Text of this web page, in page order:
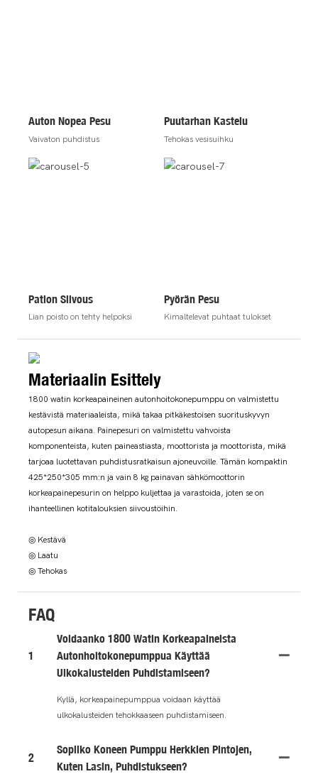
Auton Nopea Pesu
Vaivaton puhdistus
Puutarhan Kastelu
Tehokas vesisuihku
Pation Siivous
Lian poisto on tehty helpoksi
Pyörän Pesu
Kimaltelevat puhtaat tulokset
Materiaalin Esittely
1800 watin korkeapaineinen autonhoitokonepumppu on valmistettu
kestävistä materiaaleista, mikä takaa pitkäkestoisen suorituskyvyn
autopesun aikana. Painepesuri on valmistettu vahvoista
komponenteista, kuten paineastiasta, moottorista ja moottorista, mikä
tarjoaa luotettavan puhdistusratkaisun ajoneuvoille. Tämän kompaktin
425*250*305 mm:n ja vain 8 kg painavan sähkömoottorin
korkeapainepesurin on helppo kuljettaa ja varastoida, joten se on
ihanteellinen kotitalouksien siivoustöihin.
◎ Kestävä
◎ Laatu
◎ Tehokas
FAQ
1
Voidaanko 1800 Watin Korkeapaineista
Autonhoitokonepumppua Käyttää
Ulkokalusteiden Puhdistamiseen?
Kyllä, korkeapainepumppua voidaan käyttää
ulkokalusteiden tehokkaaseen puhdistamiseen.
2
Sopiiko Koneen Pumppu Herkkien Pintojen,
Kuten Lasin, Puhdistukseen?